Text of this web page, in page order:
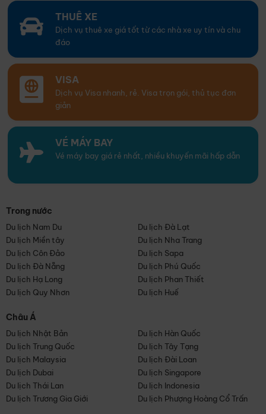
THUÊ XE
Dịch vụ thuê xe giá tốt từ các nhà xe uy tín và chu
đáo
VISA
Dịch vụ Visa nhanh, rẻ. Visa trọn gói, thủ tục đơn
giản
VÉ MÁY BAY
Vé máy bay giá rẻ nhất, nhiều khuyến mãi hấp dẫn
Trong nước
Du lịch Nam Du
Du lịch Đà Lạt
Du lịch Miền tây
Du lịch Nha Trang
Du lịch Côn Đảo
Du lịch Sapa
Du lịch Đà Nẵng
Du lịch Phú Quốc
Du lịch Hạ Long
Du lịch Phan Thiết
Du lịch Quy Nhơn
Du lịch Huế
Châu Á
Du lịch Nhật Bản
Du lịch Hàn Quốc
Du lịch Trung Quốc
Du lịch Tây Tạng
Du lịch Malaysia
Du lịch Đài Loan
Du lịch Dubai
Du lịch Singapore
Du lịch Thái Lan
Du lịch Indonesia
Du lịch Trương Gia Giới
Du lịch Phượng Hoàng Cổ Trấn